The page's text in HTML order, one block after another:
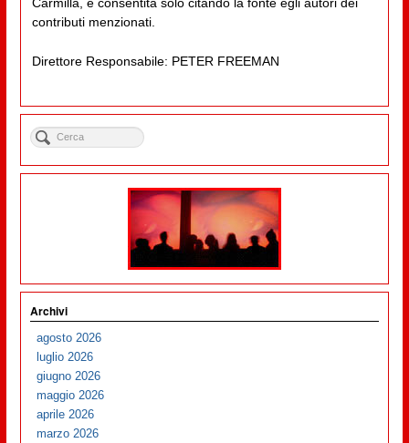
contributi menzionati.
Direttore Responsabile: PETER FREEMAN
Archivi
agosto 2026
luglio 2026
giugno 2026
maggio 2026
aprile 2026
marzo 2026